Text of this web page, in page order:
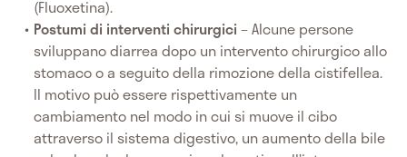
(Fluoxetina).
Postumi di interventi chirurgici– Alcune persone
sviluppano diarrea dopo un intervento chirurgico allo
stomaco o a seguito della rimozione della cistifellea.
Il motivo può essere rispettivamente un
cambiamento nel modo in cui si muove il cibo
attraverso il sistema digestivo, un aumento della bile